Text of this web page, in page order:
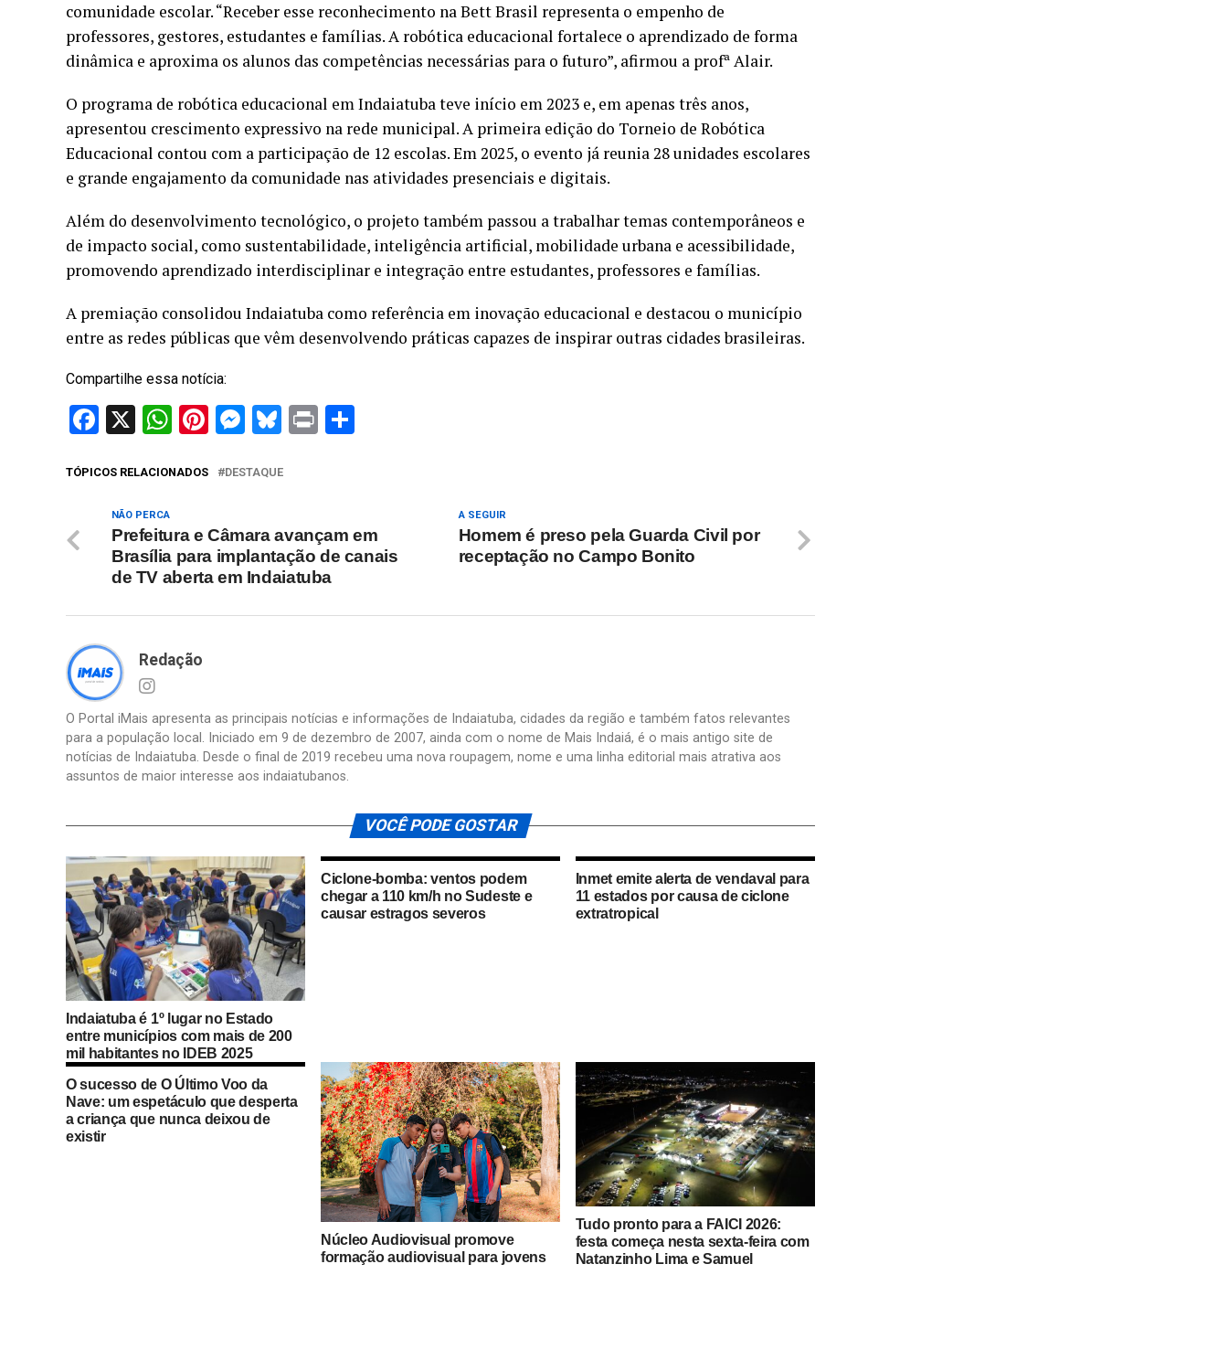
comunidade escolar. “Receber esse reconhecimento na Bett Brasil representa o empenho de
professores, gestores, estudantes e famílias. A robótica educacional fortalece o aprendizado de forma
dinâmica e aproxima os alunos das competências necessárias para o futuro”, afirmou a profª Alair.
O programa de robótica educacional em Indaiatuba teve início em 2023 e, em apenas três anos,
apresentou crescimento expressivo na rede municipal. A primeira edição do Torneio de Robótica
Educacional contou com a participação de 12 escolas. Em 2025, o evento já reunia 28 unidades escolares
e grande engajamento da comunidade nas atividades presenciais e digitais.
Além do desenvolvimento tecnológico, o projeto também passou a trabalhar temas contemporâneos e
de impacto social, como sustentabilidade, inteligência artificial, mobilidade urbana e acessibilidade,
promovendo aprendizado interdisciplinar e integração entre estudantes, professores e famílias.
A premiação consolidou Indaiatuba como referência em inovação educacional e destacou o município
entre as redes públicas que vêm desenvolvendo práticas capazes de inspirar outras cidades brasileiras.
Compartilhe essa notícia:
Facebook
X WhatsApp
Pinterest
Messenger
Bluesky
Print
TÓPICOS RELACIONADOS DESTAQUE
A SEGUIR
Homem é preso pela Guarda Civil por
receptação no Campo Bonito
NÃO PERCA
Prefeitura e Câmara avançam em
Brasília para implantação de canais
de TV aberta em Indaiatuba
Redação
O Portal iMais apresenta as principais notícias e informações de Indaiatuba, cidades da região e também fatos relevantes
para a população local. Iniciado em 9 de dezembro de 2007, ainda com o nome de Mais Indaiá, é o mais antigo site de
notícias de Indaiatuba. Desde o final de 2019 recebeu uma nova roupagem, nome e uma linha editorial mais atrativa aos
assuntos de maior interesse aos indaiatubanos.
VOCÊ PODE GOSTAR
Indaiatuba é 1º lugar no Estado
entre municípios com mais de 200
mil habitantes no IDEB 2025
Ciclone-bomba: ventos podem
chegar a 110 km/h no Sudeste e
causar estragos severos
Inmet emite alerta de vendaval para
11 estados por causa de ciclone
extratropical
O sucesso de O Último Voo da
Nave: um espetáculo que desperta
a criança que nunca deixou de
existir
Núcleo Audiovisual promove
formação audiovisual para jovens
Tudo pronto para a FAICI 2026:
festa começa nesta sexta-feira com
Natanzinho Lima e Samuel